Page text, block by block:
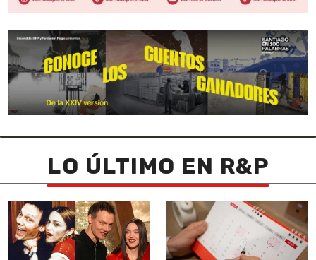
LO ÚLTIMO EN R&P